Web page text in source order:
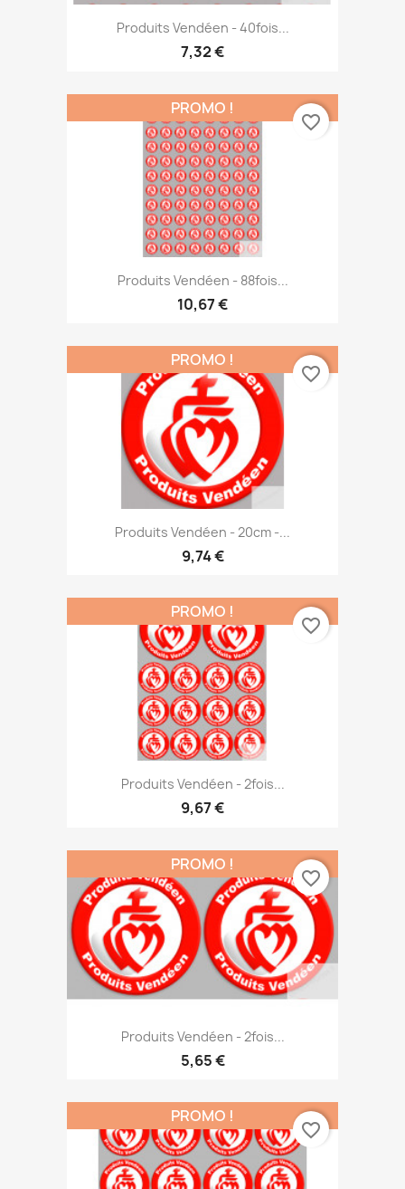
Produits Vendéen - 40fois...
7,32 €
Produits Vendéen - 88fois...
10,67 €
PROMO !
favorite_border
Produits Vendéen - 20cm -...
9,74 €
PROMO !
favorite_border
Produits Vendéen - 2fois...
9,67 €
PROMO !
favorite_border
Produits Vendéen - 2fois...
5,65 €
PROMO !
favorite_border
PROMO !
favorite_border